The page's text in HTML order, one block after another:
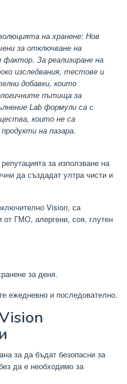
на хранене: Нов
за отключване на
За реализиране на
изследвания, тестове и
добавки, които
пътища за
Lab формули са с
които не са
на пазара.
за използване на
да създадат ултра чисти и
Vision, са
от ГМО, алергени, соя, глутен
за деня.
ежедневно и последователно.
за да бъдат безопасни за
да е необходимо за